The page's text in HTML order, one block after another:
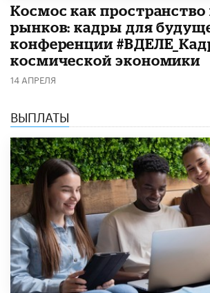
Космос как
рынков: кадры для
конференции
космической экономики
14 АПРЕЛЯ
ВЫПЛАТЫ